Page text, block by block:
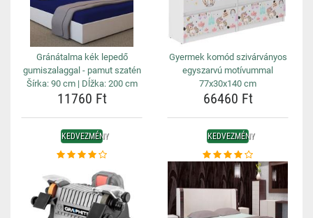
Gránátalma kék lepedő
gumiszalaggal - pamut szatén
Šírka: 90 cm | Dĺžka: 200 cm
11760 Ft
Gyermek komód szivárványos
egyszarvú motívummal
77x30x140 cm
66460 Ft
KEDVEZMÉNY KEDVEZMÉNY